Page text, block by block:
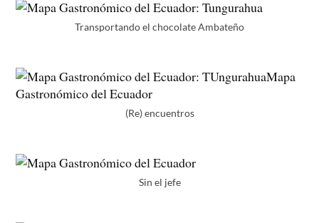
Transportando el chocolate Ambateño
(Re) encuentros
Sin el jefe